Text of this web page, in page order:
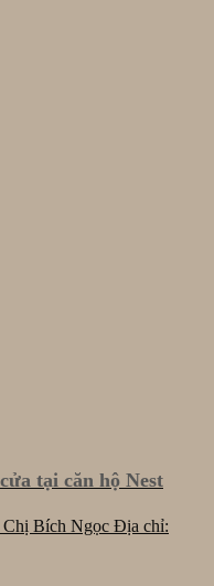
tại căn hộ Nest
Chị Bích Ngọc Địa chỉ: